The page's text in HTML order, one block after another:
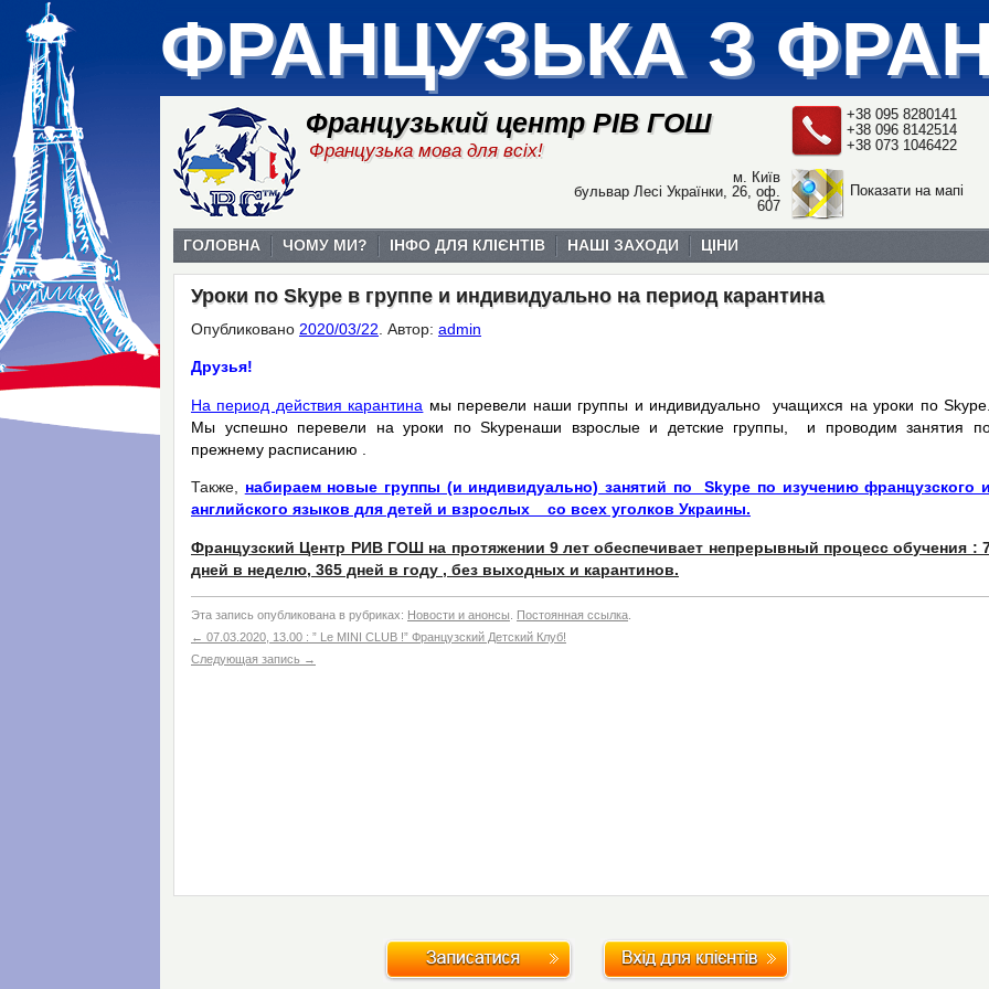
ФРАНЦУЗЬКА З
Французький центр РІВ ГОШ
Французька мова для всіх!
+38 095 8280141
+38 096 8142514
+38 073 1046422
Показати на мапі
м. Київ
бульвар Лесі Українки, 26, оф.
607
ГОЛОВНА ЧОМУ МИ? ІНФО ДЛЯ КЛІЄНТІВ НАШІ ЗАХОДИ ЦІНИ
Уроки по Skype в группе и индивидуально на период карантина
Опубликовано 2020/03/22 Автор: admin
Друзья!
На период действия карантина мы перевели наши группы и индивидуально учащихся на уроки по Skype.
Мы успешно перевели на уроки по Skypeнаши взрослые и детские группы, и проводим занятия
прежнему расписанию .
Также, набираем новые группы (и индивидуально) занятий по Skype по изучению французского и
английского языков для детей и взрослых со всех уголков Украины.
Французский Центр РИВ ГОШ на протяжении 9 лет обеспечивает непрерывный процесс обучения :
дней в неделю, 365 дней в году , без выходных и карантинов.
Эта запись опубликована в рубриках: Новости и анонсы Постоянная ссылка
← 07.03.2020, 13.00 : ” Le MINI CLUB !” Французский Детский Клуб!
Следующая запись →